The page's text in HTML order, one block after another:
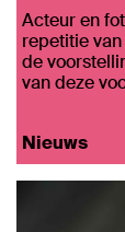
Acteur en
repetitie
de
van deze
Nieuws